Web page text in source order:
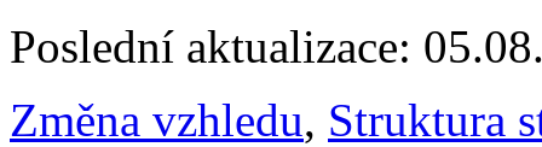
Poslední aktualizace:
Změna vzhledu, Struktura